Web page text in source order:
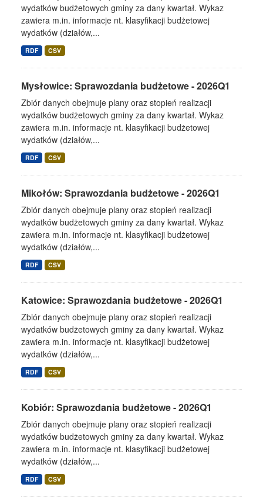
wydatków budżetowych gminy za dany kwartał. Wykaz
zawiera m.in. informacje nt. klasyfikacji budżetowej
wydatków (działów,...
RDF CSV
Mysłowice: Sprawozdania budżetowe - 2026Q1
Zbiór danych obejmuje plany oraz stopień realizacji
wydatków budżetowych gminy za dany kwartał. Wykaz
zawiera m.in. informacje nt. klasyfikacji budżetowej
wydatków (działów,...
RDF CSV
Mikołów: Sprawozdania budżetowe - 2026Q1
Zbiór danych obejmuje plany oraz stopień realizacji
wydatków budżetowych gminy za dany kwartał. Wykaz
zawiera m.in. informacje nt. klasyfikacji budżetowej
wydatków (działów,...
RDF CSV
Katowice: Sprawozdania budżetowe - 2026Q1
Zbiór danych obejmuje plany oraz stopień realizacji
wydatków budżetowych gminy za dany kwartał. Wykaz
zawiera m.in. informacje nt. klasyfikacji budżetowej
wydatków (działów,...
RDF CSV
Kobiór: Sprawozdania budżetowe - 2026Q1
Zbiór danych obejmuje plany oraz stopień realizacji
wydatków budżetowych gminy za dany kwartał. Wykaz
zawiera m.in. informacje nt. klasyfikacji budżetowej
wydatków (działów,...
RDF CSV